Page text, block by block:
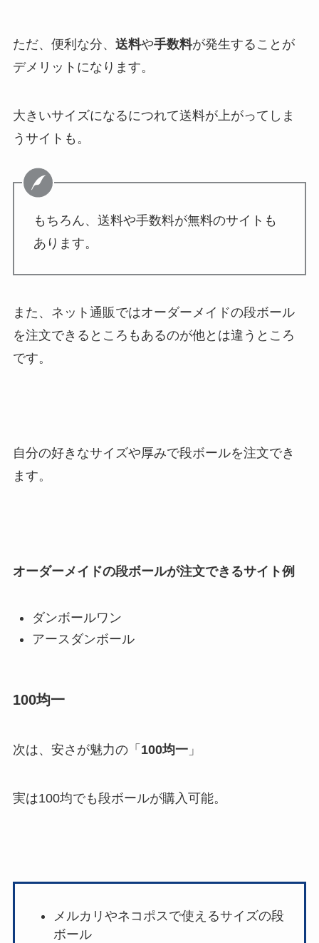
ただ、便利な分、 送料や手数料が発生することが
デメリットになります。
大きいサイズになるにつれて送料が上がってしま
うサイトも。
もちろん、送料や手数料が無料のサイトも
あります。
また、ネット通販ではオーダーメイドの段ボール
を注文できるところもあるのが他とは違うところ
です。
自分の好きなサイズや厚みで段ボールを注文でき
ます。
オーダーメイドの段ボールが注文できるサイト例
ダンボールワン
アースダンボール
100均一
次は、安さが魅力の「 100均一」
実は100均でも段ボールが購入可能。
メルカリやネコポスで使えるサイズの段
ボール